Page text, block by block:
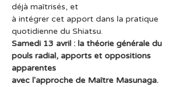
déjà maîtrisés, et
à intégrer cet apport dans la pratique
quotidienne du Shiatsu.
Samedi 13 avril : la théorie générale du
pouls radial, apports et oppositions
apparentes
avec l'approche de Maître Masunaga.